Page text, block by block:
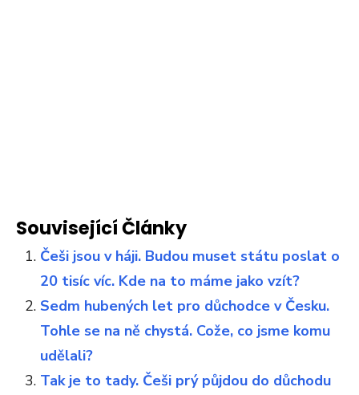
Související Články
Češi jsou v háji. Budou muset státu poslat o
20 tisíc víc. Kde na to máme jako vzít?
Sedm hubených let pro důchodce v Česku.
Tohle se na ně chystá. Cože, co jsme komu
udělali?
Tak je to tady. Češi prý půjdou do důchodu